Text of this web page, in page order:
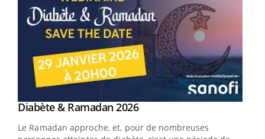
Youtube
Diabète & Ramadan 2026Youtube
Le Ramadan approche, et, pour de nombreuses